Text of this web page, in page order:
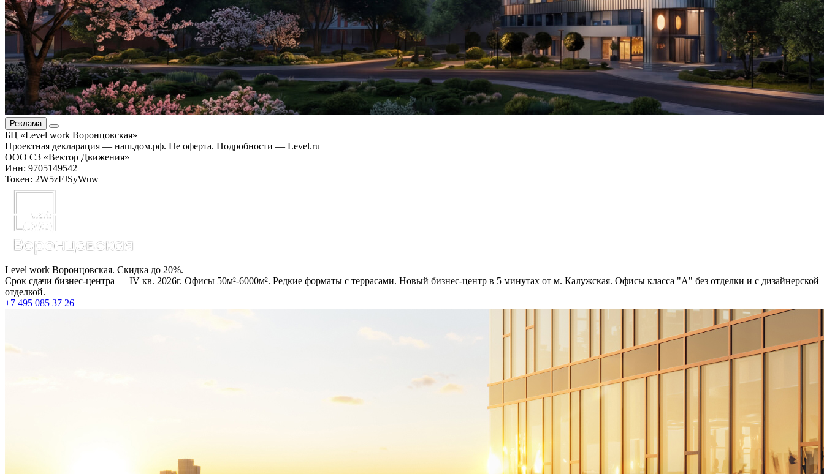
Реклама
БЦ «Level work Воронцовская»
Проектная декларация — наш.дом.рф. Не оферта. Подробности — Level.ru
ООО СЗ «Вектор Движения»
Инн: 9705149542
Токен: 2W5zFJSyWuw
Level work Воронцовская. Скидка до 20%.
Срок сдачи бизнес-центра — IV кв. 2026г. Офисы 50м²-6000м². Редкие форматы с террасами. Новый бизнес-центр в 5 минутах от м. Калужская. Офисы класса "А" без отделки и с дизайнерской
отделкой.
+7 495 085 37 26